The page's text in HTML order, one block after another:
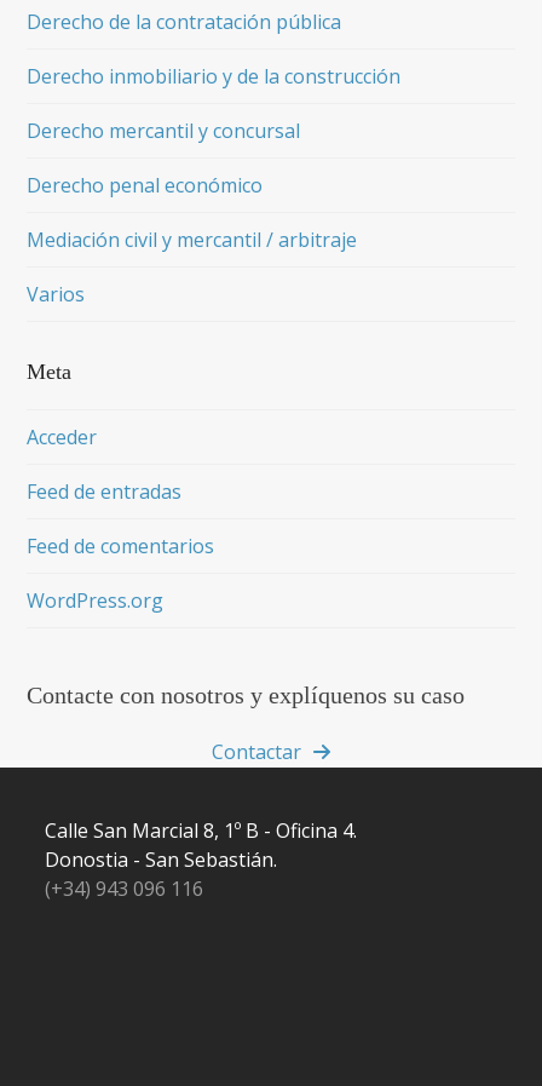
Derecho de la contratación pública
Derecho inmobiliario y de la construcción
Derecho mercantil y concursal
Derecho penal económico
Mediación civil y mercantil / arbitraje
Varios
Meta
Acceder
Feed de entradas
Feed de comentarios
WordPress.org
Contacte con nosotros y explíquenos su caso
Contactar
Calle San Marcial 8, 1º B - Oficina 4.
Donostia - San Sebastián.
(+34) 943 096 116